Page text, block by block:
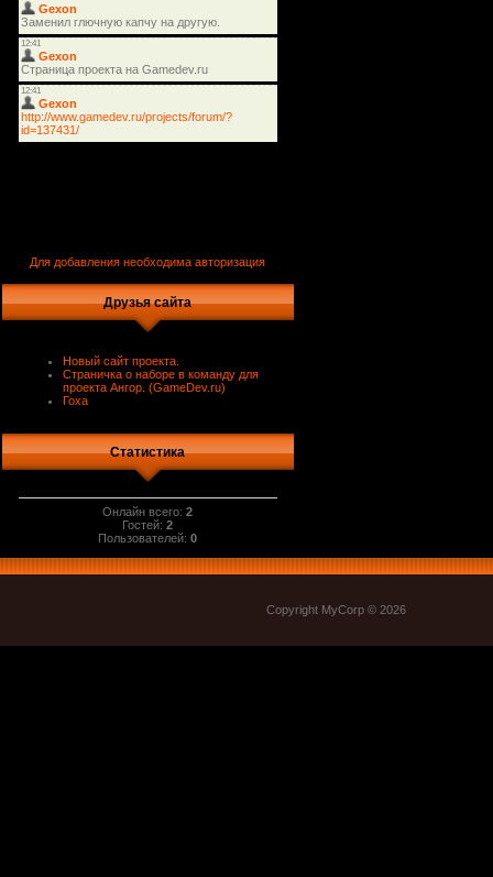
Для добавления необходима авторизация
Друзья сайта
Новый сайт проекта.
Страничка о наборе в команду для
проекта Ангор. (GameDev.ru)
Гоха
Статистика
Онлайн всего:2
Гостей:2
Пользователей:0
Copyright MyCorp © 2026